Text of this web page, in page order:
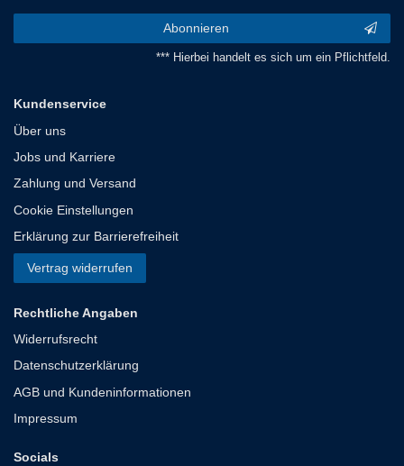
Abonnieren
*** Hierbei handelt es sich um ein Pflichtfeld.
Kundenservice
Über uns
Jobs und Karriere
Zahlung und Versand
Cookie Einstellungen
Erklärung zur Barrierefreiheit
Vertrag widerrufen
Rechtliche Angaben
Widerrufsrecht
Datenschutzerklärung
AGB und Kundeninformationen
Impressum
Socials